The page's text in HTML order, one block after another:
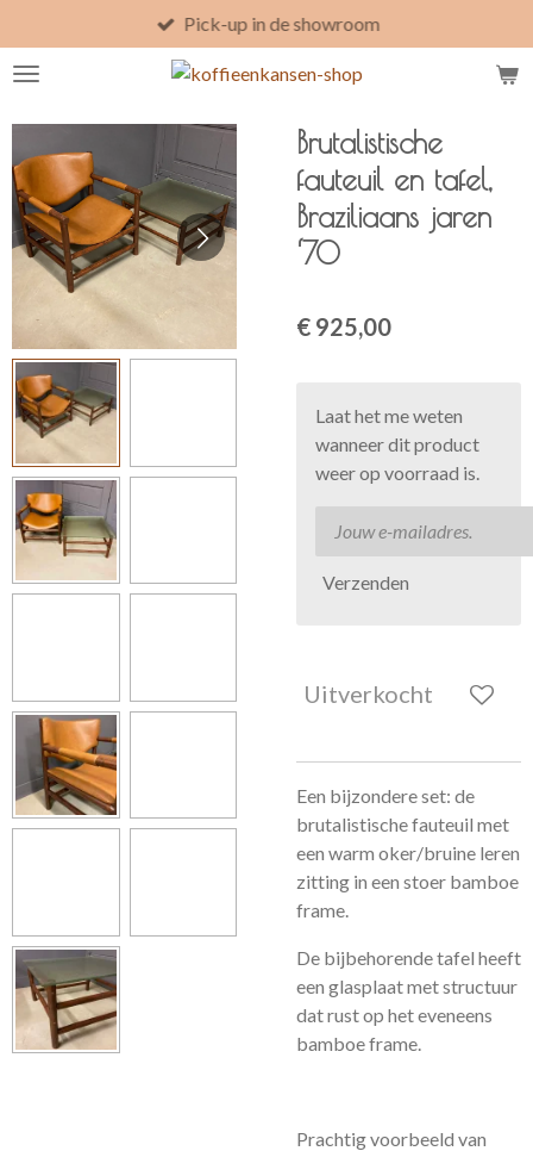
direct
naar
Pick-up in de showroom
Brutalistische
fauteuil en tafel,
Braziliaans jaren
‘70
€ 925,00
Laat het me weten
wanneer dit product
weer op voorraad is.
Verzenden
Uitverkocht
Een bijzondere set: de
brutalistische fauteuil met
een warm oker/bruine leren
zitting in een stoer bamboe
frame.
De bijbehorende tafel heeft
een glasplaat met structuur
dat rust op het eveneens
bamboe frame.
Prachtig voorbeeld van